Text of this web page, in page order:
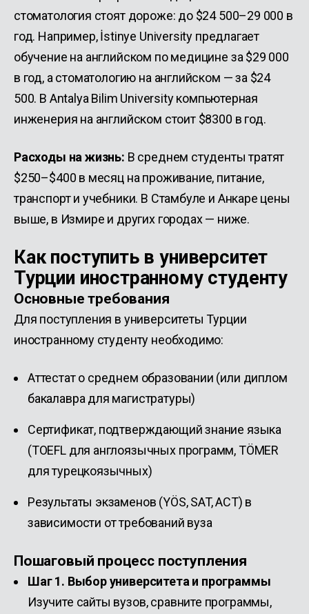
стоматология стоят дороже: до $24 500–29 000 в
год. Например, İstinye University предлагает
обучение на английском по медицине за $29 000
в год, а стоматологию на английском — за $24
500. В Antalya Bilim University компьютерная
инженерия на английском стоит $8300 в год.
Расходы на жизнь: В среднем студенты тратят
$250–$400 в месяц на проживание, питание,
транспорт и учебники. В Стамбуле и Анкаре цены
выше, в Измире и других городах — ниже.
Как поступить в университет
Турции иностранному студенту
Основные требования
Для поступления в университеты Турции
иностранному студенту необходимо:
Аттестат о среднем образовании (или диплом
бакалавра для магистратуры)
Сертификат, подтверждающий знание языка
(TOEFL для англоязычных программ, TÖMER
для турецкоязычных)
Результаты экзаменов (YÖS, SAT, ACT) в
зависимости от требований вуза
Пошаговый процесс поступления
Шаг 1. Выбор университета и программы
Изучите сайты вузов, сравните программы,